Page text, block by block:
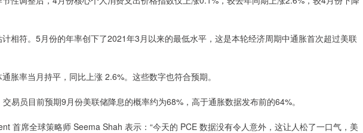
符。5月份的年率创下了2021年3月以来的最低水平，这是本轮经济周期中通胀首次超过美联
率当月持平，同比上涨 2.6%。这些数字也符合预期。
员目前预期9月份美联储降息的概率约为68%，高于通胀数据发布前的64%。
席全球策略师 Seema Shah 表示：“今天的 PCE 数据没有令人意外，这让人松了一口气，美